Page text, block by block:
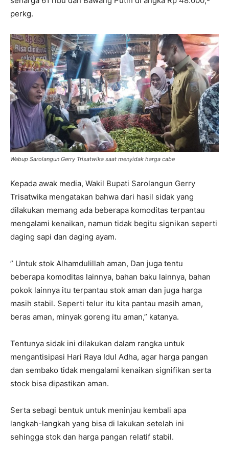
perkg.
Wabup Sarolangun Gerry Trisatwika saat menyidak harga cabe
Kepada awak media, Wakil Bupati Sarolangun Gerry
Trisatwika mengatakan bahwa dari hasil sidak yang
dilakukan memang ada beberapa komoditas terpantau
mengalami kenaikan, namun tidak begitu signikan seperti
daging sapi dan daging ayam.
” Untuk stok Alhamdulillah aman, Dan juga tentu
beberapa komoditas lainnya, bahan baku lainnya, bahan
pokok lainnya itu terpantau stok aman dan juga harga
masih stabil. Seperti telur itu kita pantau masih aman,
beras aman, minyak goreng itu aman,” katanya.
Tentunya sidak ini dilakukan dalam rangka untuk
mengantisipasi Hari Raya Idul Adha, agar harga pangan
dan sembako tidak mengalami kenaikan signifikan serta
stock bisa dipastikan aman.
Serta sebagi bentuk untuk meninjau kembali apa
langkah-langkah yang bisa di lakukan setelah ini
sehingga stok dan harga pangan relatif stabil.